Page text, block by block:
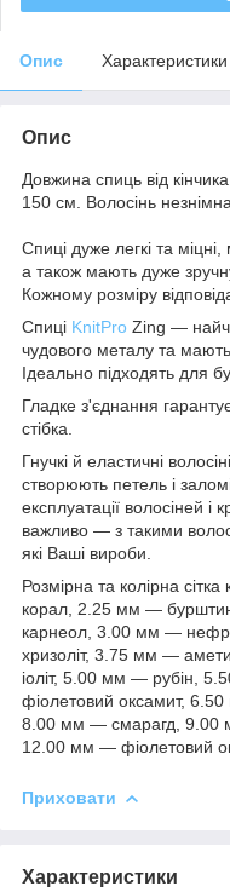
Опис Характеристики
Опис
Довжина спиць від
150 см. Волосінь незнімна.
Спиці дуже легкі та
а також мають дуже зручну
Кожному розміру
Спиці KnitPro Zing —
чудового металу та
Ідеально підходять для
Гладке з'єднання
стібка.
Гнучкі й еластичні
створюють петель і
експлуатації волосіней і
важливо — з такими
які Ваші вироби.
Розмірна та колірна
корал, 2.25 мм —
карнеол, 3.00 мм —
хризоліт, 3.75 мм —
іоліт, 5.00 мм — рубін,
фіолетовий оксамит,
8.00 мм — смарагд, 9.00
12.00 мм — фіолетовий
Приховати
Характеристики